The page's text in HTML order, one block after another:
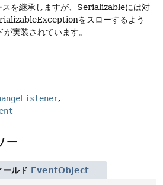
を継承しますが、Serializableには対
をスローするよう
実装されています。
ー
ールド EventObject